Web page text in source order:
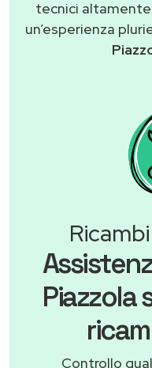
tecnici
un’esperienza
Piazzola
Controllo